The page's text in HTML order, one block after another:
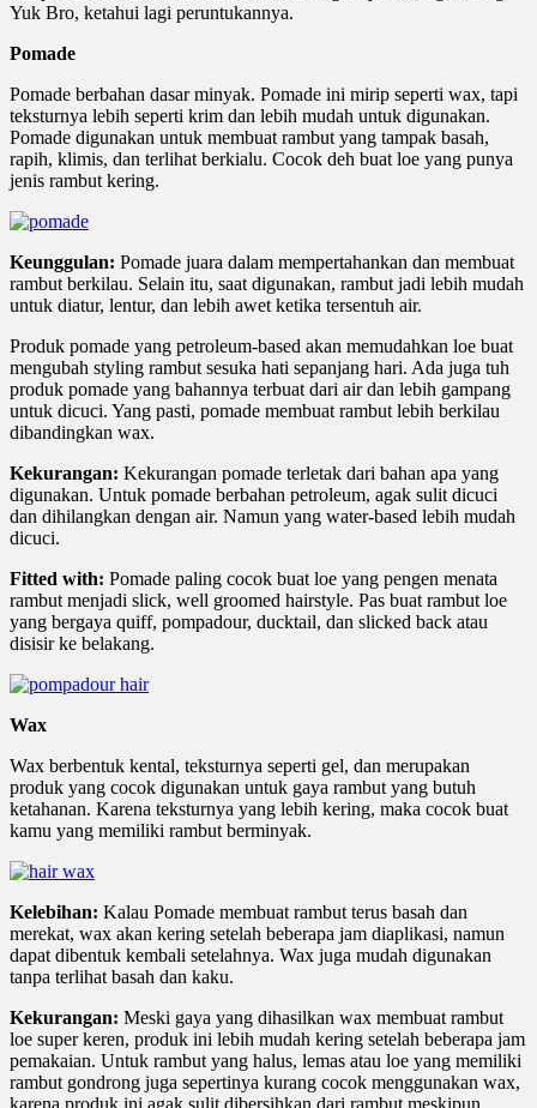
Yuk Bro, ketahui lagi peruntukannya.
Pomade
Pomade berbahan dasar minyak. Pomade ini mirip seperti wax, tapi
teksturnya lebih seperti krim dan lebih mudah untuk digunakan.
Pomade digunakan untuk membuat rambut yang tampak basah,
rapih, klimis, dan terlihat berkialu. Cocok deh buat loe yang punya
jenis rambut kering.
Keunggulan: Pomade juara dalam mempertahankan dan membuat
rambut berkilau. Selain itu, saat digunakan, rambut jadi lebih mudah
untuk diatur, lentur, dan lebih awet ketika tersentuh air.
Produk pomade yang petroleum-based akan memudahkan loe buat
mengubah styling rambut sesuka hati sepanjang hari. Ada juga tuh
produk pomade yang bahannya terbuat dari air dan lebih gampang
untuk dicuci. Yang pasti, pomade membuat rambut lebih berkilau
dibandingkan wax.
Kekurangan: Kekurangan pomade terletak dari bahan apa yang
digunakan. Untuk pomade berbahan petroleum, agak sulit dicuci
dan dihilangkan dengan air. Namun yang water-based lebih mudah
dicuci.
Fitted with: Pomade paling cocok buat loe yang pengen menata
rambut menjadi slick, well groomed hairstyle. Pas buat rambut loe
yang bergaya quiff, pompadour, ducktail, dan slicked back atau
disisir ke belakang.
Wax
Wax berbentuk kental, teksturnya seperti gel, dan merupakan
produk yang cocok digunakan untuk gaya rambut yang butuh
ketahanan. Karena teksturnya yang lebih kering, maka cocok buat
kamu yang memiliki rambut berminyak.
Kelebihan: Kalau Pomade membuat rambut terus basah dan
merekat, wax akan kering setelah beberapa jam diaplikasi, namun
dapat dibentuk kembali setelahnya. Wax juga mudah digunakan
tanpa terlihat basah dan kaku.
Kekurangan: Meski gaya yang dihasilkan wax membuat rambut
loe super keren, produk ini lebih mudah kering setelah beberapa jam
pemakaian. Untuk rambut yang halus, lemas atau loe yang memiliki
rambut gondrong juga sepertinya kurang cocok menggunakan wax,
karena produk ini agak sulit dibersihkan dari rambut meskipun